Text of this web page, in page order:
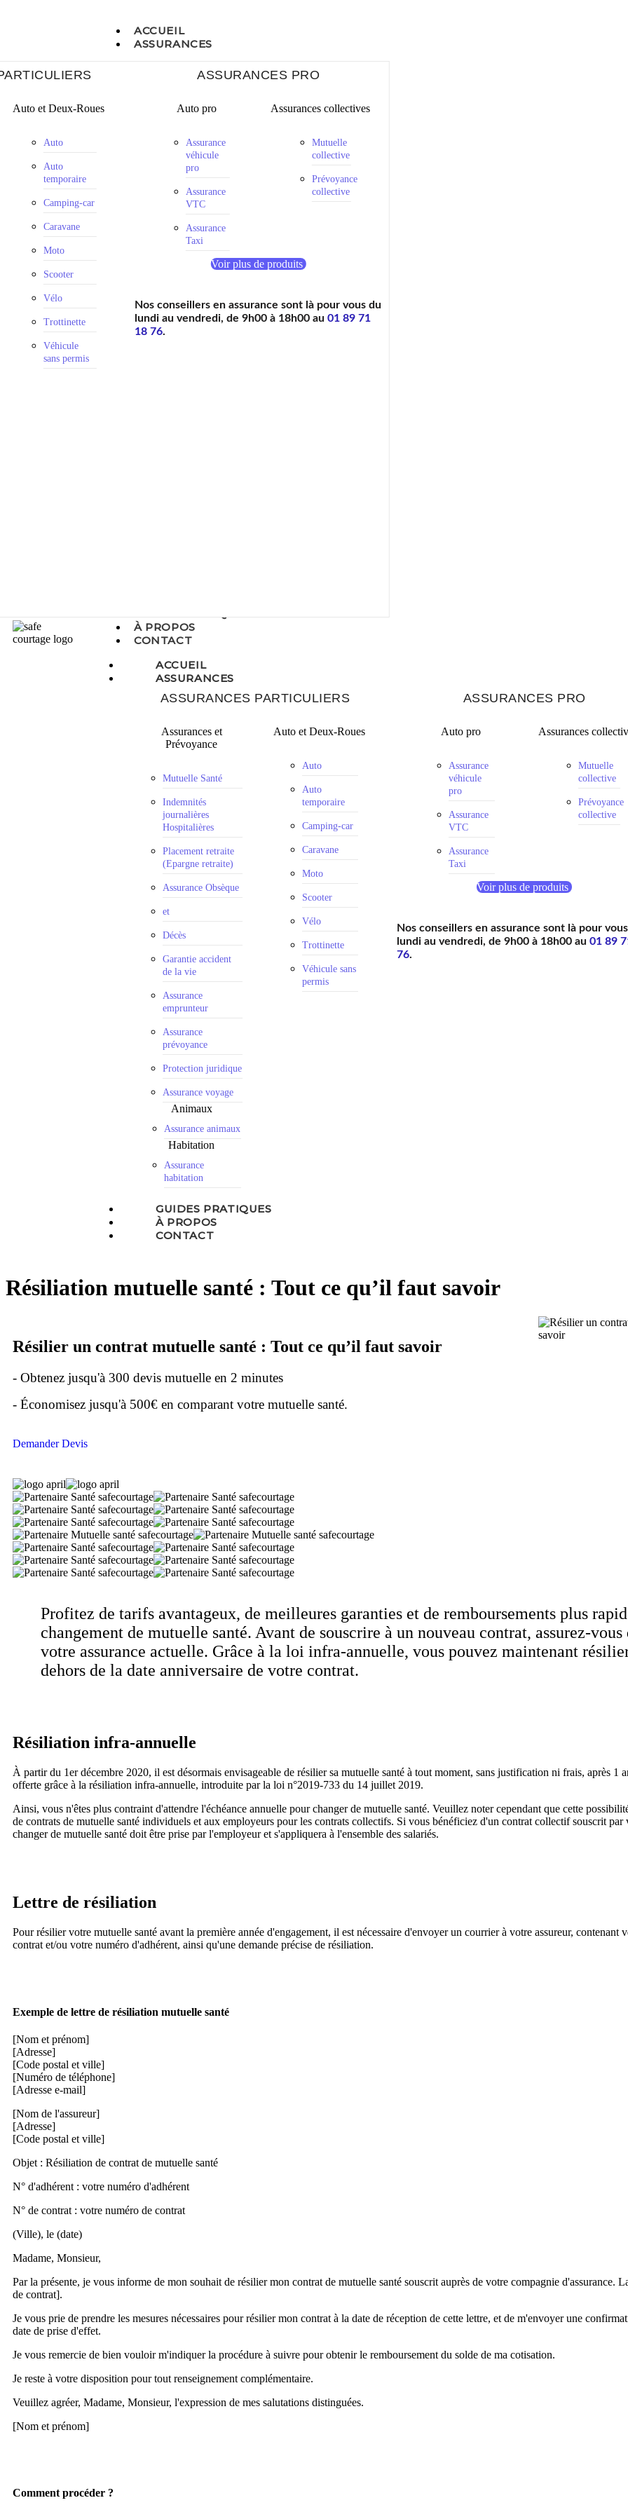
ACCUEIL
ASSURANCES
Auto et Deux-Roues
Auto
Auto
temporaire
Camping-car
Caravane
Moto
Scooter
Vélo
Trottinette
Véhicule
sans permis
ASSURANCES PRO
Auto pro
Assurance
véhicule
pro
Assurance
VTC
Assurance
Taxi
Assurances collectives
Mutuelle
collective
Prévoyance
collective
Voir plus de produits
Nos conseillers en assurance sont là pour vous du
lundi au vendredi, de 9h00 à 18h00 au 01 89 71
18 76.
À PROPOS
CONTACT
ACCUEIL
ASSURANCES
ASSURANCES PARTICULIERS
Assurances et
Prévoyance
Mutuelle Santé
Indemnités
journalières
Hospitalières
Placement retraite
(Epargne retraite)
Assurance Obsèque
et
Décès
Garantie accident
de la vie
Assurance
emprunteur
Assurance
prévoyance
Protection juridique
Assurance voyage
Animaux
Assurance animaux
Habitation
Assurance
habitation
Auto et Deux-Roues
Auto
Auto
temporaire
Camping-car
Caravane
Moto
Scooter
Vélo
Trottinette
Véhicule sans
permis
ASSURANCES PRO
Auto pro
Assurance
véhicule
pro
Assurance
VTC
Assurance
Taxi
Assurances
Mutuelle
collective
Prévoyance
collective
Voir plus de produits
Nos conseillers en assurance sont là pour
lundi au vendredi, de 9h00 à 18h00 au01 89
76.
GUIDES PRATIQUES
À PROPOS
CONTACT
Résiliation mutuelle santé : Tout ce qu’il faut savoir
Résilier un contrat mutuelle santé : Tout ce qu’il faut savoir
- Obtenez jusqu'à 300 devis mutuelle en 2 minutes
- Économisez jusqu'à 500€ en comparant votre mutuelle santé.
Demander Devis
Profitez de tarifs avantageux, de meilleures garanties et de remboursements plus
changement de mutuelle santé. Avant de souscrire à un nouveau contrat, assurez-
votre assurance actuelle. Grâce à la loi infra-annuelle, vous pouvez maintenant
dehors de la date anniversaire de votre contrat.
Résiliation infra-annuelle
À partir du 1er décembre 2020, il est désormais envisageable de résilier sa mutuelle santé à tout moment, sans justification ni frais, après 1
offerte grâce à la résiliation infra-annuelle, introduite par la loi n°2019-733 du 14 juillet 2019.
Ainsi, vous n'êtes plus contraint d'attendre l'échéance annuelle pour changer de mutuelle santé. Veuillez noter cependant que cette
de contrats de mutuelle santé individuels et aux employeurs pour les contrats collectifs. Si vous bénéficiez d'un contrat collectif souscrit
changer de mutuelle santé doit être prise par l'employeur et s'appliquera à l'ensemble des salariés.
Lettre de résiliation
Pour résilier votre mutuelle santé avant la première année d'engagement, il est nécessaire d'envoyer un courrier à votre assureur, contenant
contrat et/ou votre numéro d'adhérent, ainsi qu'une demande précise de résiliation.
Exemple de lettre de résiliation mutuelle santé
[Nom et prénom]
[Adresse]
[Code postal et ville]
[Numéro de téléphone]
[Adresse e-mail]
[Nom de l'assureur]
[Adresse]
[Code postal et ville]
Objet : Résiliation de contrat de mutuelle santé
N° d'adhérent : votre numéro d'adhérent
N° de contrat : votre numéro de contrat
(Ville), le (date)
Madame, Monsieur,
Par la présente, je vous informe de mon souhait de résilier mon contrat de mutuelle santé souscrit auprès de votre compagnie d'assurance.
de contrat].
Je vous prie de prendre les mesures nécessaires pour résilier mon contrat à la date de réception de cette lettre, et de m'envoyer une
date de prise d'effet.
Je vous remercie de bien vouloir m'indiquer la procédure à suivre pour obtenir le remboursement du solde de ma cotisation.
Je reste à votre disposition pour tout renseignement complémentaire.
Veuillez agréer, Madame, Monsieur, l'expression de mes salutations distinguées.
[Nom et prénom]
Comment procéder ?